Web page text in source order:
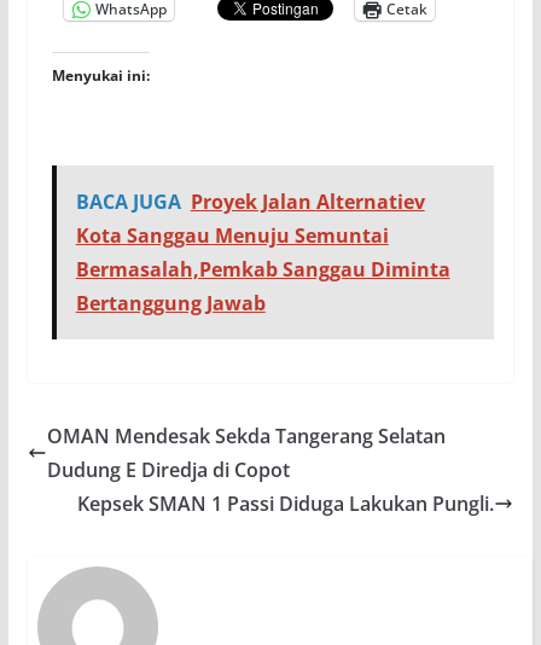
WhatsApp
Cetak
Menyukai ini:
BACA JUGA Proyek Jalan Alternatiev
Kota Sanggau Menuju Semuntai
Bermasalah,Pemkab Sanggau Diminta
Bertanggung Jawab
OMAN Mendesak Sekda Tangerang Selatan
Dudung E Diredja di Copot
Kepsek SMAN 1 Passi Diduga Lakukan Pungli.